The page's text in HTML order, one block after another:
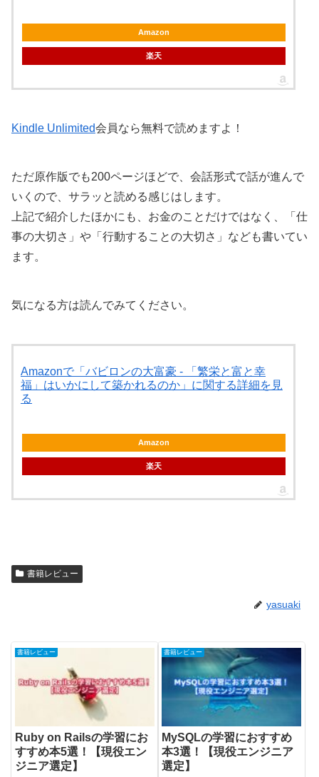
Amazon
楽天
Kindle Unlimited会員なら無料で読めますよ！
ただ原作版でも200ページほどで、会話形式で話が進んで
いくので、サラッと読める感じはします。
上記で紹介したほかにも、お金のことだけではなく、「仕
事の大切さ」や「行動することの大切さ」なども書いてい
ます。
気になる方は読んでみてください。
Amazonで「バビロンの大富豪 - 「繁栄と富と幸
福」はいかにして築かれるのか」に関する詳細を見
る
Amazon
楽天
書籍レビュー
yasuaki
書籍レビュー
Ruby on Railsの学習にお
すすめ本5選！【現役エン
ジニア選定】
書籍レビュー
MySQLの学習におすすめ
本3選！【現役エンジニア
選定】